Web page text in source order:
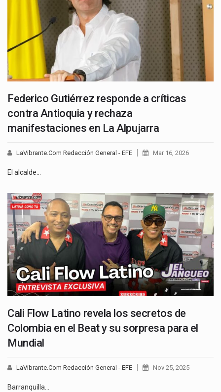
Federico Gutiérrez responde a críticas
contra Antioquia y rechaza
manifestaciones en La Alpujarra
LaVibrante.Com Redacción General - EFE Mar 16, 2026
El alcalde…
Cali Flow Latino revela los secretos de
Colombia en el Beat y su sorpresa para el
Mundial
LaVibrante.Com Redacción General - EFE Nov 25, 2025
Barranquilla…